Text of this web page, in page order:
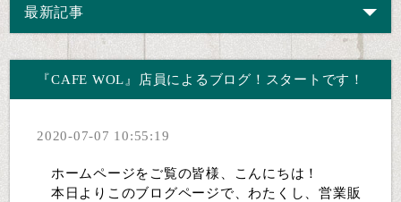
最新記事
『CAFE WOL』店員によるブログ！スタートです！
2020-07-07 10:55:19
ホームページをご覧の皆様、こんにちは！
本日よりこのブログページで、わたくし、営業販